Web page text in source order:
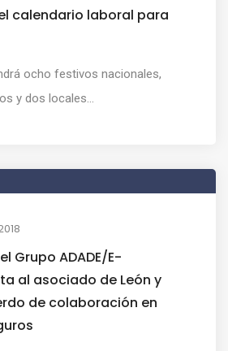
el calendario laboral para
ocho festivos nacionales,
y dos locales...
Grupo ADADE/E-
al asociado de León y
de colaboración en